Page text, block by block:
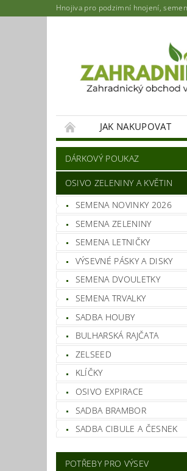
Hnojiva pro podzimní hnojení,
JAK NAKUPOVAT
DÁRKOVÝ POUKAZ
OSIVO ZELENINY A KVĚTIN
SEMENA NOVINKY 2026
SEMENA ZELENINY
SEMENA LETNIČKY
VÝSEVNÉ PÁSKY A DISKY
SEMENA DVOULETKY
SEMENA TRVALKY
SADBA HOUBY
BULHARSKÁ RAJČATA
ZELSEED
KLÍČKY
OSIVO EXPIRACE
SADBA BRAMBOR
SADBA CIBULE A ČESNEK
POTŘEBY PRO VÝSEV